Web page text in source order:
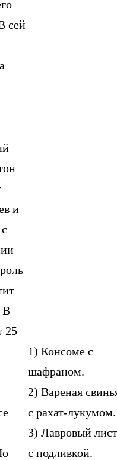
сей
и
В
25
1) Консоме с
шафраном.
2) Вареная
с рахат-лукумом.
3) Лавровый лист
с подливкой.